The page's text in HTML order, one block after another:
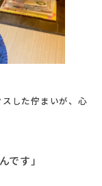
した佇まいが、心
です」